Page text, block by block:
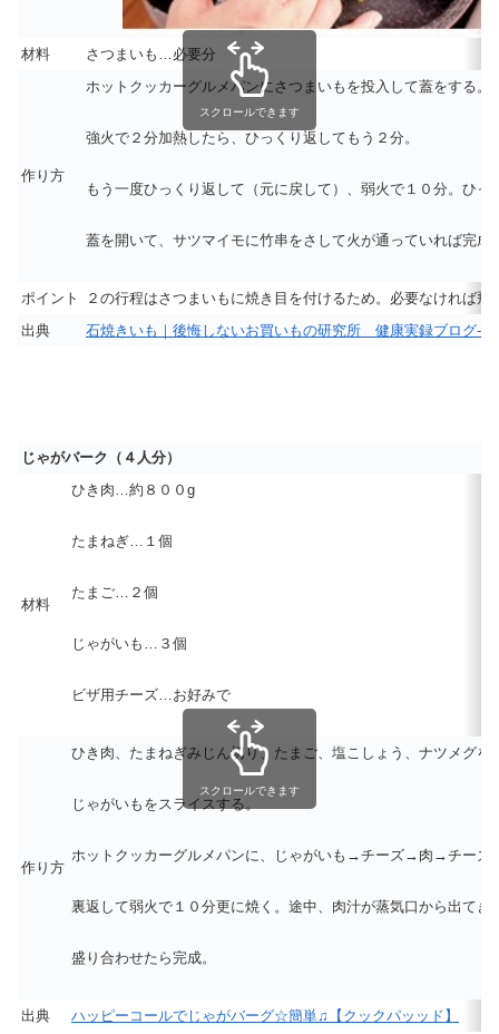
材料 さつまいも…必要分
作り方
ホットクッカーグルメパンにさつまいもを投入して蓋をする。
強火で２分加熱したら、ひっくり返してもう２分。
もう一度ひっくり返して（元に戻して）、弱火で１０分。ひ
蓋を開いて、サツマイモに竹串をさして火が通っていれば完成
ポイント
２の行程はさつまいもに焼き目を付けるため。必要なければ飛
出典
石焼きいも｜後悔しないお買いもの研究所 健康実録ブログ-
スクロールできます
じゃがバーク（４人分）
材料
ひき肉…約８００g
たまねぎ…１個
たまご…２個
じゃがいも…３個
ビザ用チーズ…お好みで
作り方
ひき肉、たまねぎみじん切り、たまご、塩こしょう、ナツメグを
じゃがいもをスライスする。
ホットクッカーグルメパンに、じゃがいも→チーズ→肉→チーズ
裏返して弱火で１０分更に焼く。途中、肉汁が蒸気口から出て
盛り合わせたら完成。
出典 ハッピーコールでじゃがバーグ☆簡単♫【クックパッッド】
スクロールできます